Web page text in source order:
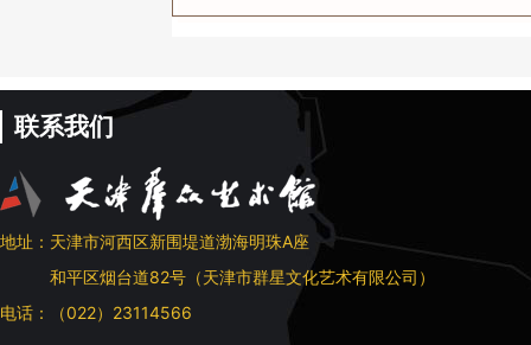
联系我们
地址：天津市河西区新围堤道渤海明珠A座
和平区烟台道82号（天津市群星文化艺术有限公司）
电话：（022）23114566